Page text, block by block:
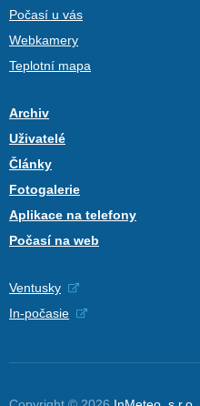
Počasí u vás
Webkamery
Teplotní mapa
Archiv
Uživatelé
Články
Fotogalerie
Aplikace na telefony
Počasí na web
Ventusky
In-počasie